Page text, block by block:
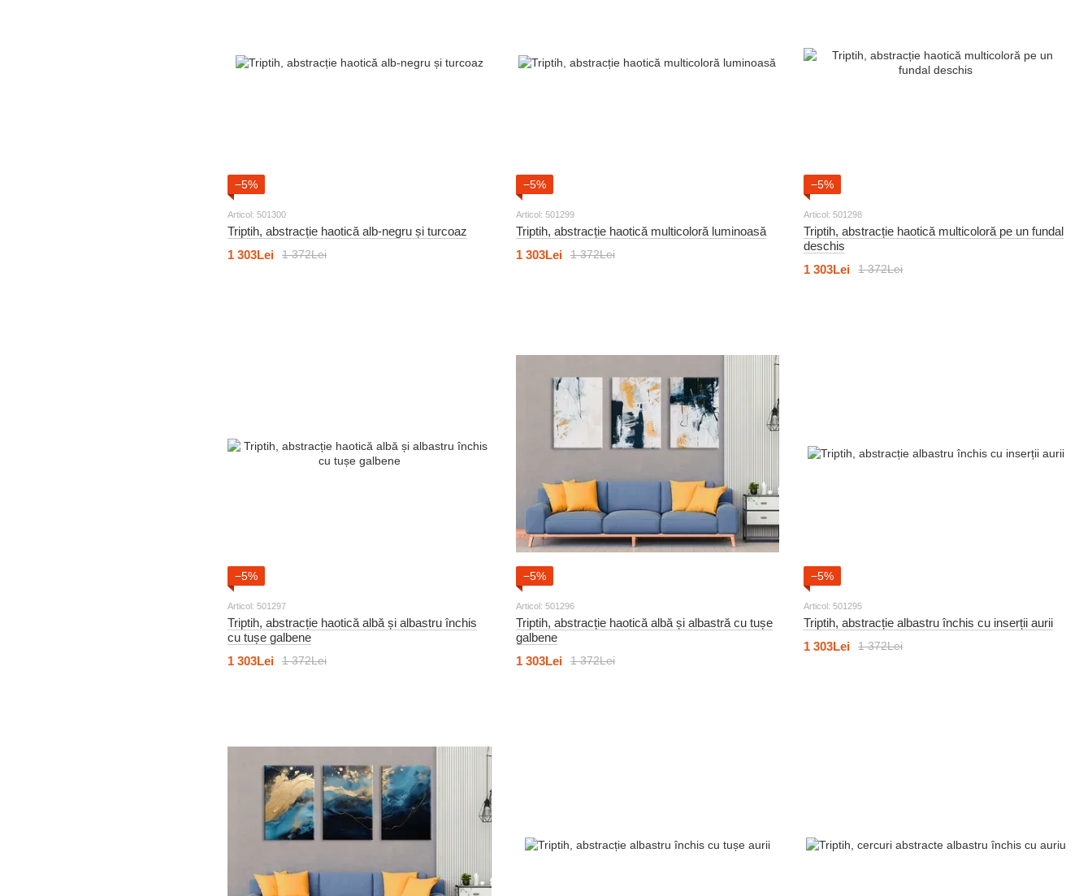
−5%
Articol: 501300
Triptih, abstracție haotică alb-negru și turcoaz
1 372Lei
1 303Lei
−5%
Articol: 501299
Triptih, abstracție haotică multicoloră luminoasă
1 372Lei
1 303Lei
−5%
Articol: 501298
Triptih, abstracție haotică multicoloră pe un fundal
deschis
1 372Lei
1 303Lei
−5%
Articol: 501297
Triptih, abstracție haotică albă și albastru închis
cu tușe galbene
1 372Lei
1 303Lei
−5%
Articol: 501296
Triptih, abstracție haotică albă și albastră cu tușe
galbene
1 372Lei
1 303Lei
−5%
Articol: 501295
Triptih, abstracție albastru închis cu inserții aurii
1 372Lei
1 303Lei